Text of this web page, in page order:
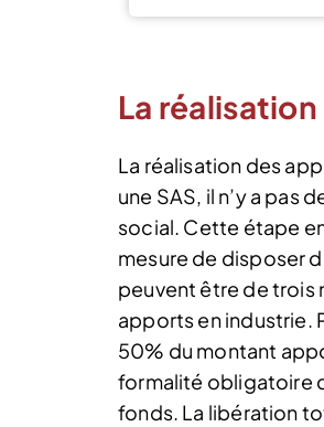
La
La réalisation des
une SAS, il n’y a pas
social. Cette étape
mesure de disposer
peuvent être de trois
apports en industrie.
50% du montant
formalité obligatoire
fonds. La libération